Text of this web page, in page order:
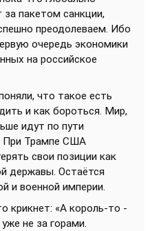
за пакетом санкции,
преодолеваем. Ибо
очередь экономики
на российское
что такое есть
и как бороться. Мир,
идут по пути
При Трампе США
свои позиции как
державы. Остаётся
и военной империи.
крикнет: «А король-то -
не за горами.